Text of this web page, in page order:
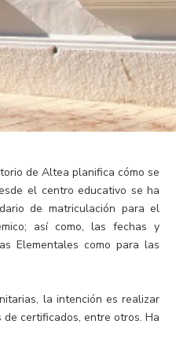
de Altea planifica cómo se
el centro educativo se ha
de matriculación para el
así como, las fechas y
Elementales como para las
la intención es realizar
certificados, entre otros. Ha